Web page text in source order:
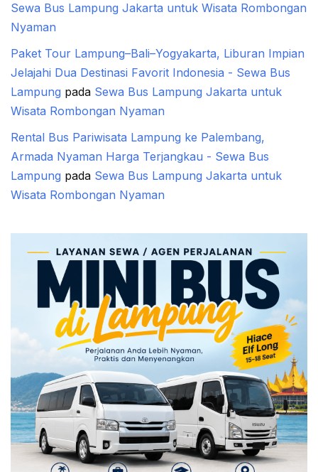
Sewa Bus Lampung Jakarta untuk Wisata Rombongan
Nyaman
Paket Tour Lampung–Bali–Yogyakarta, Liburan Impian
Jelajahi Dua Destinasi Favorit Indonesia - Sewa Bus
Lampung pada Sewa Bus Lampung Jakarta untuk
Wisata Rombongan Nyaman
Rental Bus Pariwisata Lampung ke Palembang,
Armada Nyaman Harga Terjangkau - Sewa Bus
Lampung pada Sewa Bus Lampung Jakarta untuk
Wisata Rombongan Nyaman